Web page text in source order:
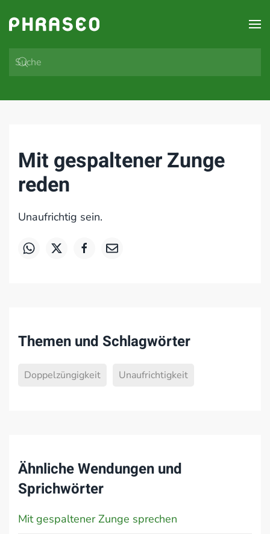
Zum Hauptinhalt springen
Mit gespaltener Zunge
reden
Unaufrichtig sein.
Themen und Schlagwörter
Doppelzüngigkeit Unaufrichtigkeit
Ähnliche Wendungen und
Sprichwörter
Mit gespaltener Zunge sprechen